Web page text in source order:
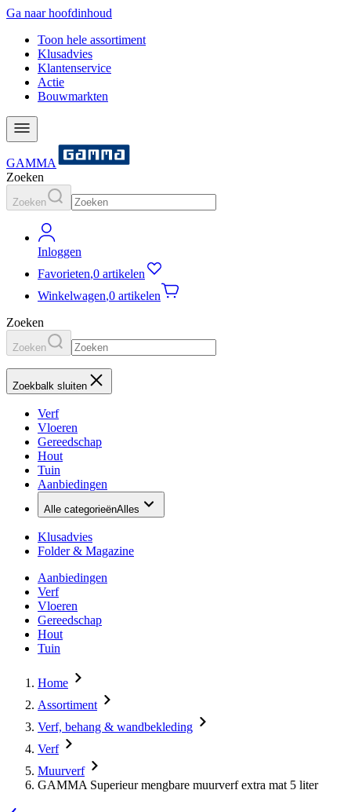
Ga naar hoofdinhoud
Toon hele assortiment
Klusadvies
Klantenservice
Actie
Bouwmarkten
GAMMA
Zoeken
Zoeken
Inloggen
Favorieten,0 artikelen
Winkelwagen,0 artikelen
Zoeken
Zoeken
Zoekbalk sluiten
Verf
Vloeren
Gereedschap
Hout
Tuin
Aanbiedingen
Alle categorieënAlles
Klusadvies
Folder & Magazine
Aanbiedingen
Verf
Vloeren
Gereedschap
Hout
Tuin
Home
Assortiment
Verf, behang & wandbekleding
Verf
Muurverf
GAMMA Superieur mengbare muurverf extra mat 5 liter